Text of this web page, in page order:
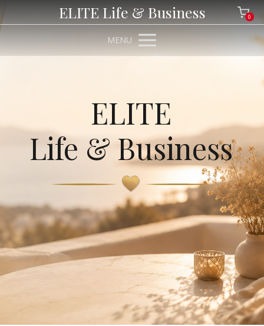
ELITE Life & Business 0
MENU
ELITE
Life & Business